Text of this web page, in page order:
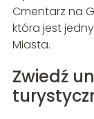
Cmentarz na
która jest
Miasta.
Zwiedź